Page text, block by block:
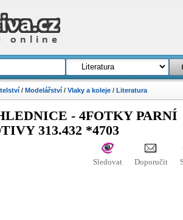
/ Modelářství/ Vlaky a koleje/ Literatura
- 4FOTKY PARNÍ
313.432 *4703
Sledovat Doporučit